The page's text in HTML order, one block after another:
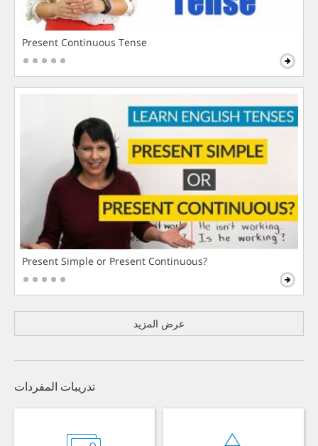
Present Continuous Tense
Present Simple or Present Continuous?
عرض المزيد
تدريبات المفردات